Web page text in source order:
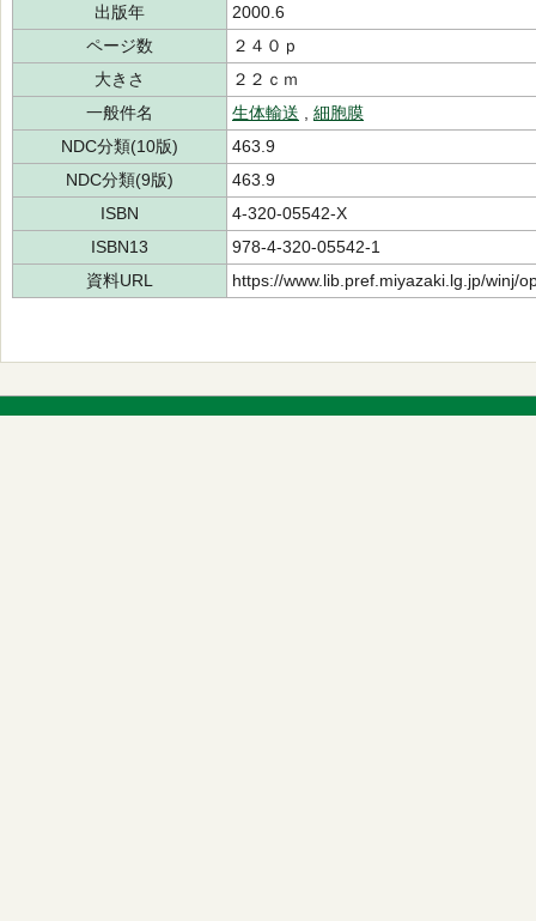
出版年
2000.6
ページ数
２４０ｐ
大きさ
２２ｃｍ
一般件名
生体輸送
細胞膜
NDC分類(10版)
463.9
NDC分類(9版)
463.9
ISBN
4-320-05542-X
ISBN13
978-4-320-05542-1
資料URL
https://www.lib.pref.miyazaki.lg.jp/winj/